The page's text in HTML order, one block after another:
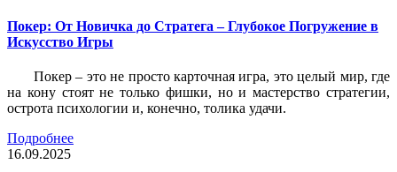
Покер: От Новичка до Стратега – Глубокое Погружение в
Искусство Игры
Покер – это не просто карточная игра, это целый мир, где
на кону стоят не только фишки, но и мастерство стратегии,
острота психологии и, конечно, толика удачи.
Подробнее
16.09.2025